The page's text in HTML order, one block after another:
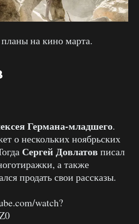
на кино марта.
Германа-младшего.
о нескольких ноябрьских
Сергей Довлатовписал
а также
продать свои рассказы.
watch?